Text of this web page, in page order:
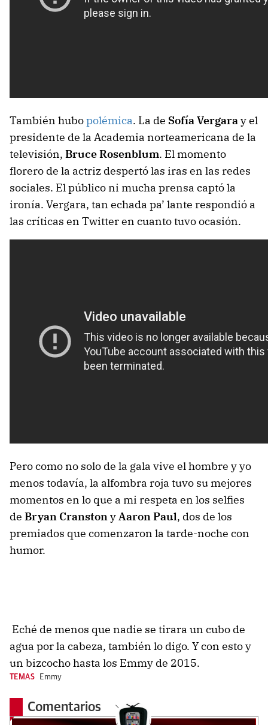
También hubopolémica. La de Sofía Vergaray el
presidente de la Academia norteamericana de la
televisión, Bruce Rosenblum. El momento
florero de la actriz despertó las iras en las redes
sociales. El público ni mucha prensa captó la
ironía. Vergara, tan echada pa’ lante respondió a
las críticas en Twitter en cuanto tuvo ocasión.
Pero como no solo de la gala vive el hombre y yo
menos todavía, la alfombra roja tuvo su mejores
momentos en lo que a mi respeta en los selfies
de Bryan CranstonyAaron Paul, dos de los
premiados que comenzaron la tarde-noche con
humor.
Eché de menos que nadie se tirara un cubo de
agua por la cabeza, también lo digo. Y con esto y
un bizcocho hasta los Emmy de 2015.
TEMAS Emmy
Comentarios